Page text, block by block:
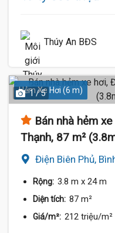
Thúy An BĐS
Hẻm Xe Hơi (6 m)
1 / 5
Bán nhà hẻm
Thạnh, 87 m²
Điện Biên Phủ,
Rộng: 3.8 m x 24 m
Diện tích: 87 m²
Giá/m²: 212 triệu/m²